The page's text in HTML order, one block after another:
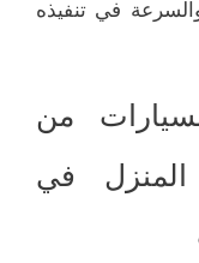
في تنفيذه
من
المنزل في